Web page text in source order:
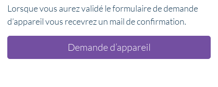
Lorsque vous aurez validé le formulaire de demande
d’appareil vous recevrez un mail de confirmation.
Demande d’appareil